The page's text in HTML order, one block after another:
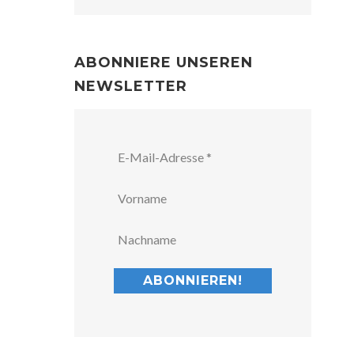
ABONNIERE UNSEREN
NEWSLETTER